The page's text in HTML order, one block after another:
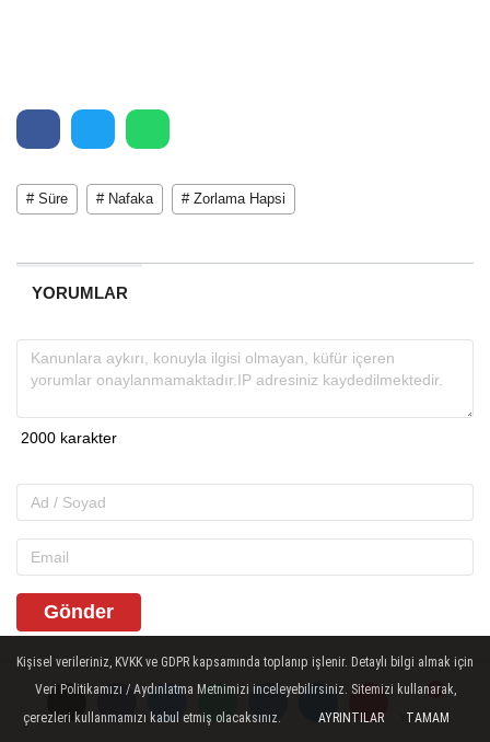
Yorumlar
Yorumlar
Yorumlar
# Süre # Nafaka # Zorlama Hapsi
YORUMLAR
Gönder
İLGINIZI ÇEKEBILIR
Kişisel verileriniz, KVKK ve GDPR kapsamında toplanıp işlenir. Detaylı bilgi almak için
Veri Politikamızı / Aydınlatma Metnimizi inceleyebilirsiniz. Sitemizi kullanarak,
çerezleri kullanmamızı kabul etmiş olacaksınız.
AYRINTILAR TAMAM